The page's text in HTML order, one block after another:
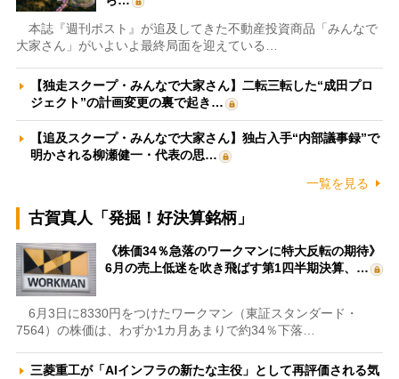
本誌『週刊ポスト』が追及してきた不動産投資商品「みんなで
大家さん」がいよいよ最終局面を迎えている…
【独走スクープ・みんなで大家さん】二転三転した“成田プロ
ジェクト”の計画変更の裏で起き…
【追及スクープ・みんなで大家さん】独占入手“内部議事録”で
明かされる柳瀬健一・代表の思…
一覧を見る
古賀真人「発掘！好決算銘柄」
《株価34％急落のワークマンに特大反転の期待》
6月の売上低迷を吹き飛ばす第1四半期決算、…
6月3日に8330円をつけたワークマン（東証スタンダード・
7564）の株価は、わずか1カ月あまりで約34％下落…
三菱重工が「AIインフラの新たな主役」として再評価される気